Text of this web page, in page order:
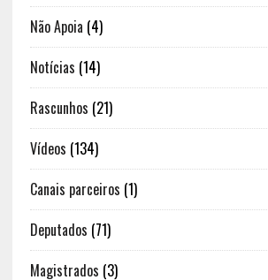
Não Apoia (4)
Notícias (14)
Rascunhos (21)
Vídeos (134)
Canais parceiros (1)
Deputados (71)
Magistrados (3)